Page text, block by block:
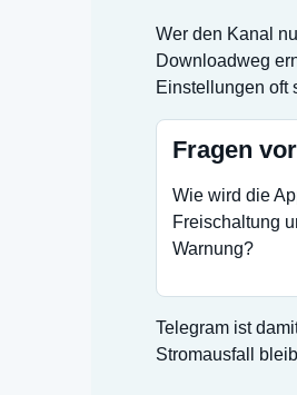
Wer den Kanal
Downloadweg
Einstellungen oft
Fragen
Wie wird die
Freischaltung
Warnung?
Telegram ist
Stromausfall